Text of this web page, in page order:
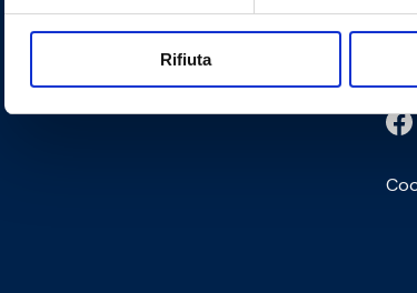
Rifiuta